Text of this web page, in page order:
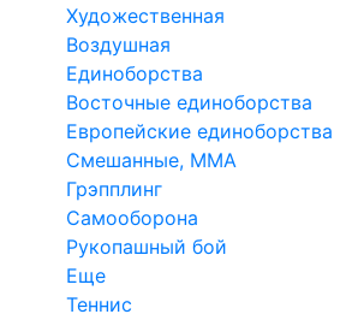
Художественная
Воздушная
Единоборства
Восточные единоборства
Европейские единоборства
Смешанные, ММА
Грэпплинг
Самооборона
Рукопашный бой
Еще
Теннис